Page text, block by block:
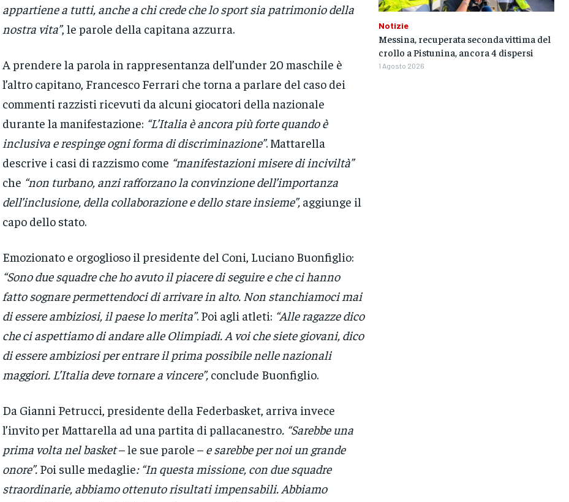
appartiene a tutti, anche a chi crede che lo sport sia patrimonio della
nostra vita”, le parole della capitana azzurra.
A prendere la parola in rappresentanza dell’under 20 maschile è
l’altro capitano, Francesco Ferrari che torna a parlare del caso dei
commenti razzisti ricevuti da alcuni giocatori della nazionale
durante la manifestazione: “L’Italia è ancora più forte quando è
inclusiva e respinge ogni forma di discriminazione”. Mattarella
descrive i casi di razzismo come “manifestazioni misere di inciviltà”
che “non turbano, anzi rafforzano la convinzione dell’importanza
dell’inclusione, della collaborazione e dello stare insieme”,aggiunge il
capo dello stato.
Emozionato e orgoglioso il presidente del Coni, Luciano Buonfiglio:
“Sono due squadre che ho avuto il piacere di seguire e che ci hanno
fatto sognare permettendoci di arrivare in alto. Non stanchiamoci mai
di essere ambiziosi, il paese lo merita”. Poi agli atleti: “Alle ragazze dico
che ci aspettiamo di andare alle Olimpiadi. A voi che siete giovani, dico
di essere ambiziosi per entrare il prima possibile nelle nazionali
maggiori. L’Italia deve tornare a vincere”,conclude Buonfiglio.
Da Gianni Petrucci, presidente della Federbasket, arriva invece
l’invito per Mattarella ad una partita di pallacanestro. “Sarebbe una
prima volta nel basket– le sue parole –e sarebbe per noi un grande
onore”.Poi sulle medaglie: “In questa missione, con due squadre
straordinarie, abbiamo ottenuto risultati impensabili. Abbiamo
Notizie
Messina, recuperata seconda vittima del
crollo a Pistunina, ancora 4 dispersi
1 Agosto 2026